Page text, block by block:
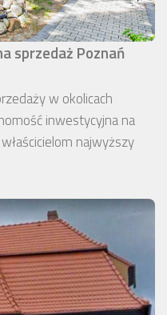
sprzedaż Poznań
w okolicach
inwestycyjna na
najwyższy